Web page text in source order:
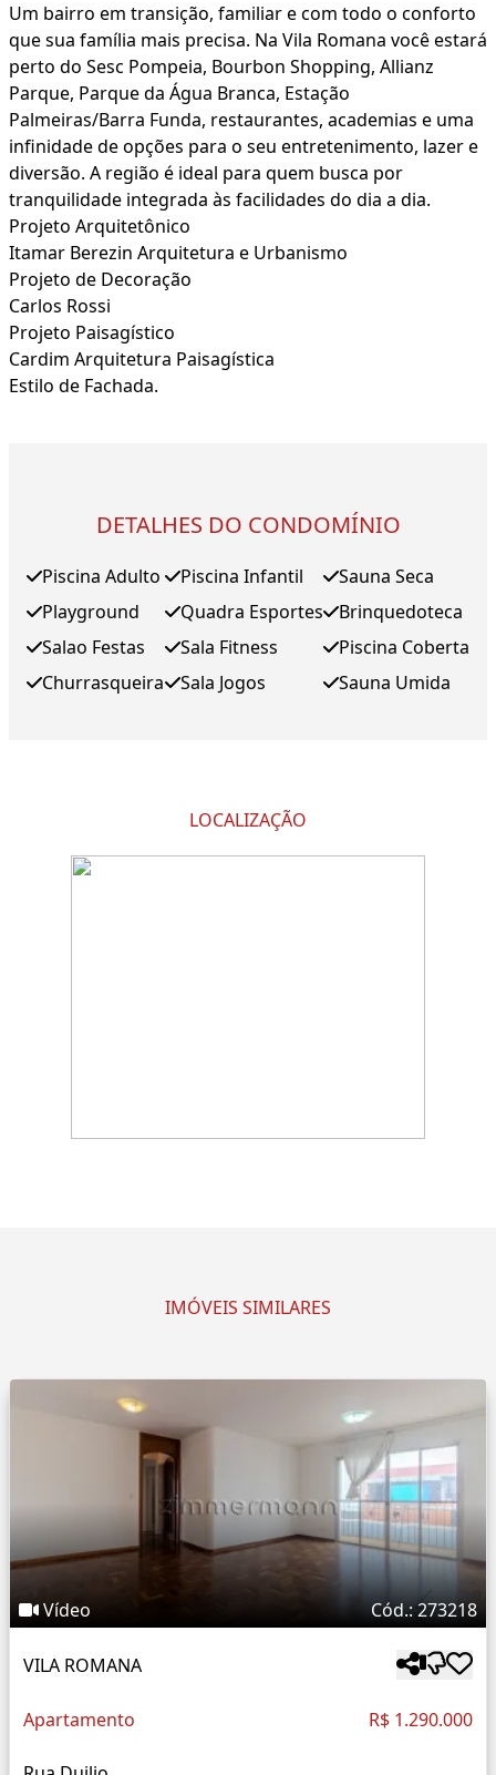
Um bairro em transição, familiar e com todo o conforto
que sua família mais precisa. Na Vila Romana você estará
perto do Sesc Pompeia, Bourbon Shopping, Allianz
Parque, Parque da Água Branca, Estação
Palmeiras/Barra Funda, restaurantes, academias e uma
infinidade de opções para o seu entretenimento, lazer e
diversão. A região é ideal para quem busca por
tranquilidade integrada às facilidades do dia a dia.
Projeto Arquitetônico
Itamar Berezin Arquitetura e Urbanismo
Projeto de Decoração
Carlos Rossi
Projeto Paisagístico
Cardim Arquitetura Paisagística
Estilo de Fachada.
DETALHES DO CONDOMÍNIO
Piscina Adulto
Playground
Salao Festas
Churrasqueira
Piscina Infantil
Quadra Esportes
Sala Fitness
Sala Jogos
Sauna Seca
Brinquedoteca
Piscina Coberta
Sauna Umida
LOCALIZAÇÃO
IMÓVEIS SIMILARES
Vídeo Cód.: 273218
VILA ROMANA
Apartamento R$ 1.290.000